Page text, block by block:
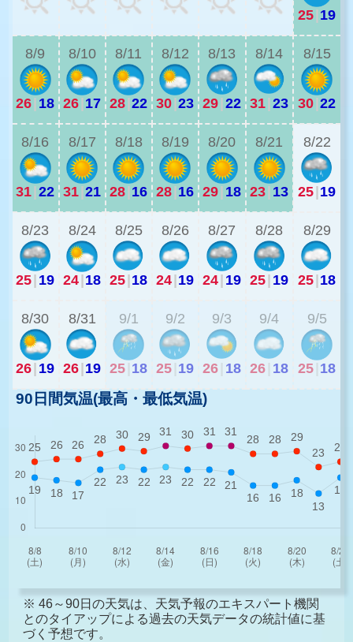
25|19
8/9
26| 18
8/10
26|17
8/11
28|22
8/12
30|23
8/13
29|22
8/14
31|23
8/15
30|22
8/16
31|22
8/17
31|21
8/18
28|16
8/19
28|16
8/20
29| 18
8/21
23| 13
8/22
25|19
8/23
25| 19
8/24
24|18
8/25
25|18
8/26
24|19
8/27
24| 19
8/28
25| 19
8/29
25|18
8/30
26| 19
8/31
26|19
9/1
25 18
9/2
25 19
9/3
26 18
9/4
26 18
9/5
25 18
90日間気温(最高・最低気温)
※ 46～90日の天気は、天気予報のエキスパート機関
とのタイアップによる過去の天気データの統計値に基
づく予想です。